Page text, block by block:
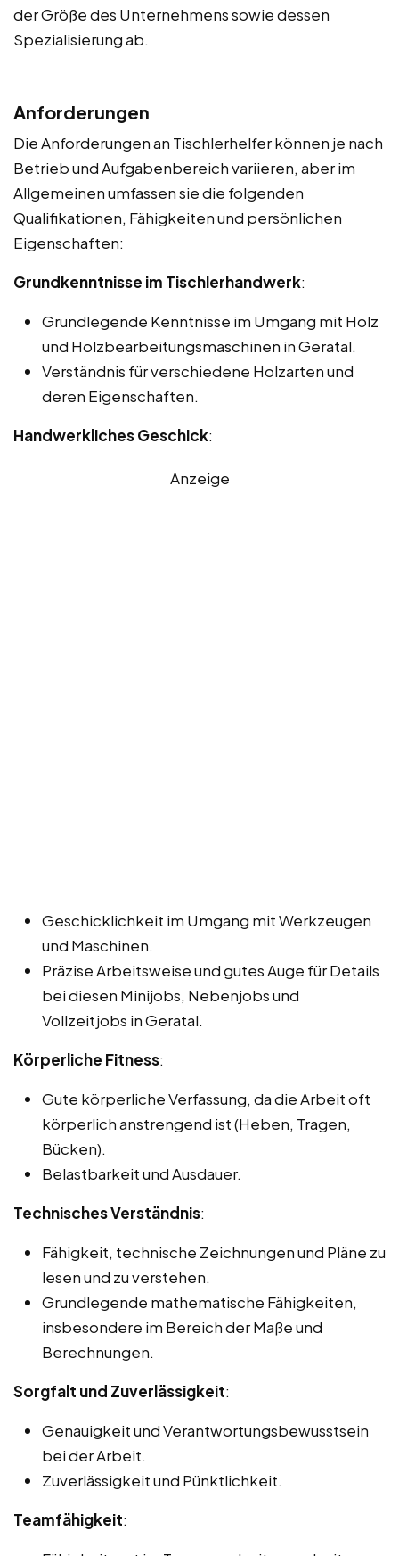
der Größe des Unternehmens sowie dessen
Spezialisierung ab.
Anforderungen
Die Anforderungen an Tischlerhelfer können je nach
Betrieb und Aufgabenbereich variieren, aber im
Allgemeinen umfassen sie die folgenden
Qualifikationen, Fähigkeiten und persönlichen
Eigenschaften:
Grundkenntnisse im Tischlerhandwerk:
Grundlegende Kenntnisse im Umgang mit Holz
und Holzbearbeitungsmaschinen in Geratal.
Verständnis für verschiedene Holzarten und
deren Eigenschaften.
Handwerkliches Geschick:
Anzeige
Geschicklichkeit im Umgang mit Werkzeugen
und Maschinen.
Präzise Arbeitsweise und gutes Auge für Details
bei diesen Minijobs, Nebenjobs und
Vollzeitjobs in Geratal.
Körperliche Fitness:
Gute körperliche Verfassung, da die Arbeit oft
körperlich anstrengend ist (Heben, Tragen,
Bücken).
Belastbarkeit und Ausdauer.
Technisches Verständnis:
Fähigkeit, technische Zeichnungen und Pläne zu
lesen und zu verstehen.
Grundlegende mathematische Fähigkeiten,
insbesondere im Bereich der Maße und
Berechnungen.
Sorgfalt und Zuverlässigkeit:
Genauigkeit und Verantwortungsbewusstsein
bei der Arbeit.
Zuverlässigkeit und Pünktlichkeit.
Teamfähigkeit: